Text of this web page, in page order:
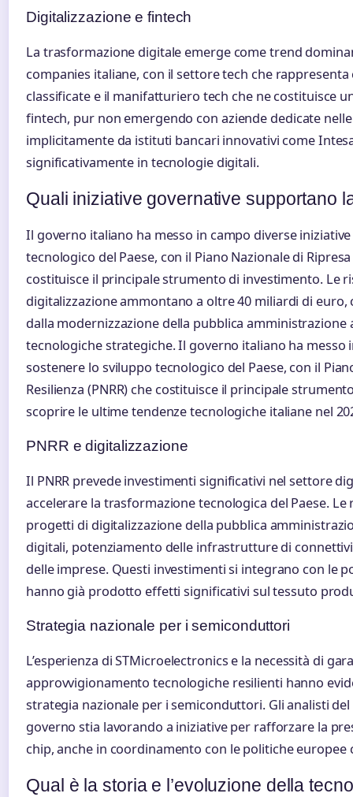
Digitalizzazione e fintech
La trasformazione digitale emerge come trend
companies italiane, con il settore tech che
classificate e il manifatturiero tech che ne costituisce
fintech, pur non emergendo con aziende dedicate
implicitamente da istituti bancari innovativi come
significativamente in tecnologie digitali.
Quali iniziative governative supportano
Il governo italiano ha messo in campo diverse
tecnologico del Paese, con il Piano Nazionale di Ripresa
costituisce il principale strumento di investimento. Le
digitalizzazione ammontano a oltre 40 miliardi di euro,
dalla modernizzazione della pubblica
tecnologiche strategiche. Il governo italiano ha messo
sostenere lo sviluppo tecnologico del Paese, con il
Resilienza (PNRR) che costituisce il principale
scoprire le ultime tendenze tecnologiche italiane nel
PNRR e digitalizzazione
Il PNRR prevede investimenti significativi nel settore
accelerare la trasformazione tecnologica del Paese.
progetti di digitalizzazione della pubblica
digitali, potenziamento delle infrastrutture di
delle imprese. Questi investimenti si integrano con le
hanno già prodotto effetti significativi sul tessuto
Strategia nazionale per i semiconduttori
L’esperienza di STMicroelectronics e la necessità di
approvvigionamento tecnologiche resilienti hanno
strategia nazionale per i semiconduttori. Gli analisti
governo stia lavorando a iniziative per rafforzare la
chip, anche in coordinamento con le politiche europee
Qual è la storia e l’evoluzione della